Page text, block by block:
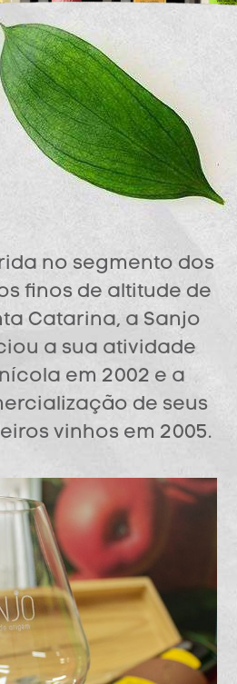
no segmento dos
finos de altitude de
Catarina, a Sanjo
a sua atividade
em 2002 e a
de seus
vinhos em 2005.